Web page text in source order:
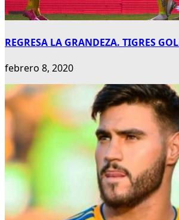
REGRESA LA GRANDEZA. TIGRES
febrero 8, 2020